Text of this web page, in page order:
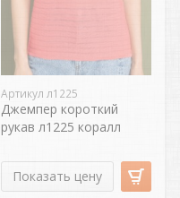
Артикул л1225
Джемпер короткий
рукав л1225 коралл
Показать цену